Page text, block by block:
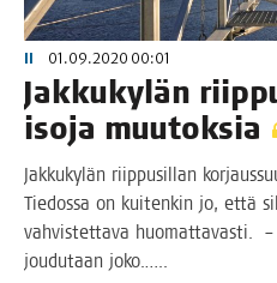
II 01.09.2020 00:01
Jak­ku­ky­län
iso­ja muutoksia
Jak­ku­ky­län riip­pusil­lan
Tie­dos­sa on kui­ten­kin jo, että
vah­vis­tet­ta­va huo­mat­ta­vas­ti. –
jou­du­taan joko.…..